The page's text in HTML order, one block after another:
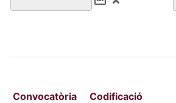
Convocatòria Codificació